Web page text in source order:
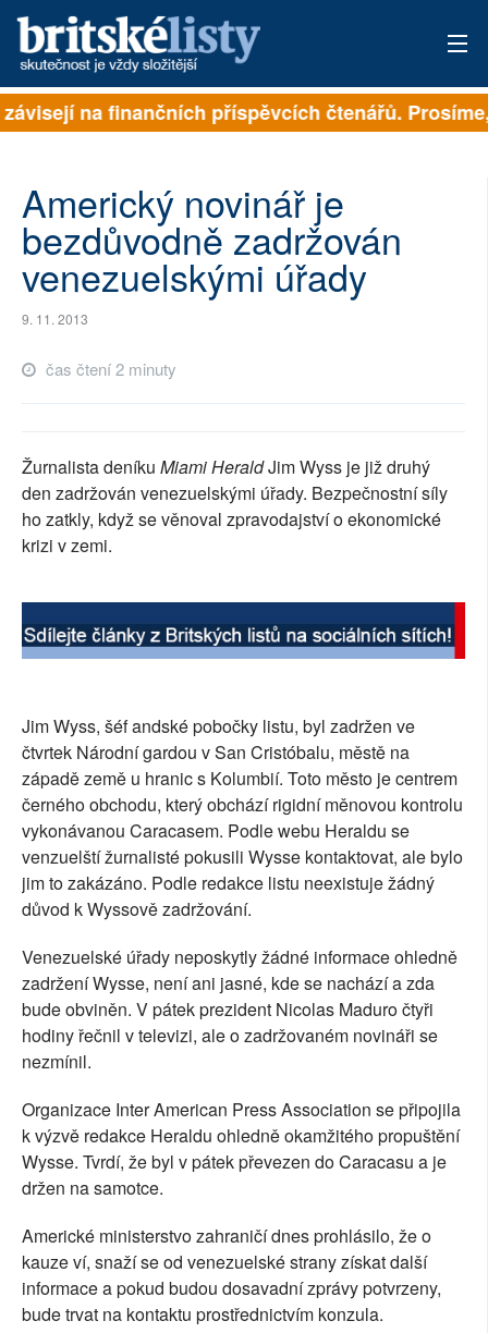
PŘIHLÁSIT
ARCHIV
TÉMATA
NEJČTENĚJŠÍ ZA 7 DNÍ
PŘÍSPĚVKY NA PROVOZ
SOCIÁLNÍ SÍTĚ
na finančních příspěvcích čtenářů.
Americký novinář je
bezdůvodně zadržován
venezuelskými úřady
9. 11. 2013
čas čtení 2 minuty
Žurnalista deníku Miami HeraldJim Wyss je již druhý
den zadržován venezuelskými úřady. Bezpečnostní síly
ho zatkly, když se věnoval zpravodajství o ekonomické
krizi v zemi.
Jim Wyss, šéf andské pobočky listu, byl zadržen ve
čtvrtek Národní gardou v San Cristóbalu, městě na
západě země u hranic s Kolumbií. Toto město je centrem
černého obchodu, který obchází rigidní měnovou kontrolu
vykonávanou Caracasem. Podle webu Heraldu se
venzuelští žurnalisté pokusili Wysse kontaktovat, ale bylo
jim to zakázáno. Podle redakce listu neexistuje žádný
důvod k Wyssově zadržování.
Venezuelské úřady neposkytly žádné informace ohledně
zadržení Wysse, není ani jasné, kde se nachází a zda
bude obviněn. V pátek prezident Nicolas Maduro čtyři
hodiny řečnil v televizi, ale o zadržovaném novináři se
nezmínil.
Organizace Inter American Press Association se připojila
k výzvě redakce Heraldu ohledně okamžitého propuštění
Wysse. Tvrdí, že byl v pátek převezen do Caracasu a je
držen na samotce.
Americké ministerstvo zahraničí dnes prohlásilo, že o
kauze ví, snaží se od venezuelské strany získat další
informace a pokud budou dosavadní zprávy potvrzeny,
bude trvat na kontaktu prostřednictvím konzula.